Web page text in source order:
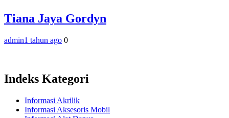
Tiana Jaya Gordyn
admin1 tahun ago 0
Indeks Kategori
Informasi Akrilik
Informasi Aksesoris Mobil